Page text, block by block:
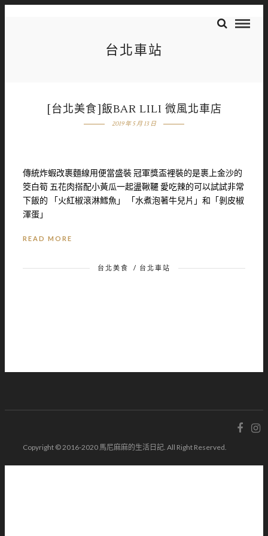
台北車站
[台北美食]飯BAR LILI 微風北車店
2019 年 5 月 13 日
傳統炸蝦改裹麵線用便當盛裝 冠軍獎盃裡裝的是裹上金沙的
筊白筍 五花肉搭配小黃瓜一起盪鞦韆 愛吃辣的可以試試非常
下飯的 「火紅椒滾淋鱈魚」 「水煮泡著牛兒片」和「剝皮椒
渾蛋」
READ MORE
台北美食 / 台北車站
Copyright © 2016-2020 馬尼麻麻的生活日記. All Right Reserved.